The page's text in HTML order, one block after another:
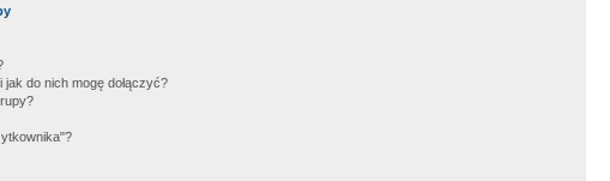
do nich mogę dołączyć?